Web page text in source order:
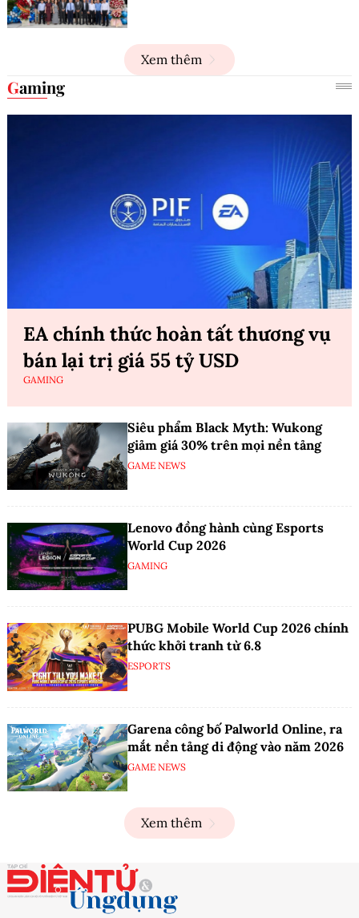
Xem thêm
Gaming
EA chính thức hoàn tất thương vụ
bán lại trị giá 55 tỷ USD
GAMING
Siêu phẩm Black Myth: Wukong
giảm giá 30% trên mọi nền tảng
GAME NEWS
Lenovo đồng hành cùng Esports
World Cup 2026
GAMING
PUBG Mobile World Cup 2026 chính
thức khởi tranh từ 6.8
ESPORTS
Garena công bố Palworld Online, ra
mắt nền tảng di động vào năm 2026
GAME NEWS
Xem thêm